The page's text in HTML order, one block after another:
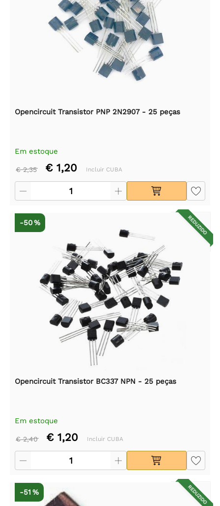
Opencircuit Transistor PNP 2N2907 - 25 peças
Em estoque
€ 2,35 € 1,20 Incluir CUBA
REDUZIDO
-50 %
Opencircuit Transistor BC337 NPN - 25 peças
Em estoque
€ 2,40 € 1,20 Incluir CUBA
REDUZIDO
-51 %